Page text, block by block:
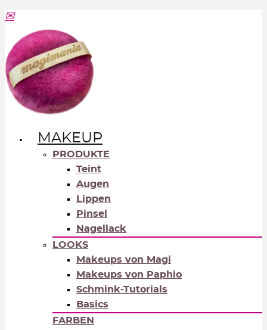
MAKEUP
PRODUKTE
Teint
Augen
Lippen
Pinsel
Nagellack
LOOKS
Makeups von Magi
Makeups von Paphio
Schmink-Tutorials
Basics
FARBEN